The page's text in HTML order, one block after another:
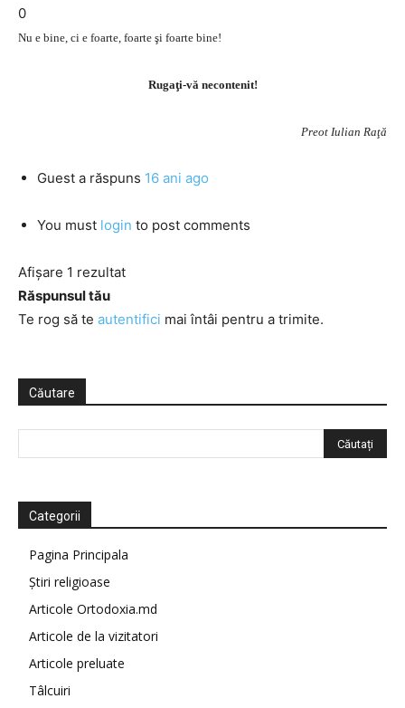
0
Nu e bine, ci e foarte, foarte şi foarte bine!
Rugaţi-vă necontenit!
Preot Iulian Raţă
Guest a răspuns 16 ani ago
You must login to post comments
Afișare 1 rezultat
Răspunsul tău
Te rog să te autentifici mai întâi pentru a trimite.
Căutare
Categorii
Pagina Principala
Știri religioase
Articole Ortodoxia.md
Articole de la vizitatori
Articole preluate
Tâlcuiri